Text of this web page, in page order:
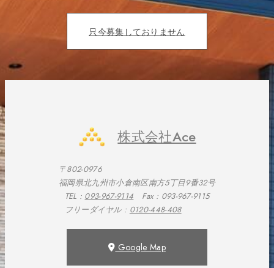
只今募集しておりません
株式会社Ace
〒802-0976
福岡県北九州市小倉南区南方5丁目9番32号
TEL : 093-967-9114 Fax : 093-967-9115
フリーダイヤル : 0120-448-408
Google Map